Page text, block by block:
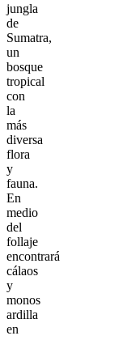
jungla
de
Sumatra,
un
bosque
tropical
con
la
más
diversa
flora
y
fauna.
En
medio
del
follaje
encontrará
cálaos
y
monos
ardilla
en